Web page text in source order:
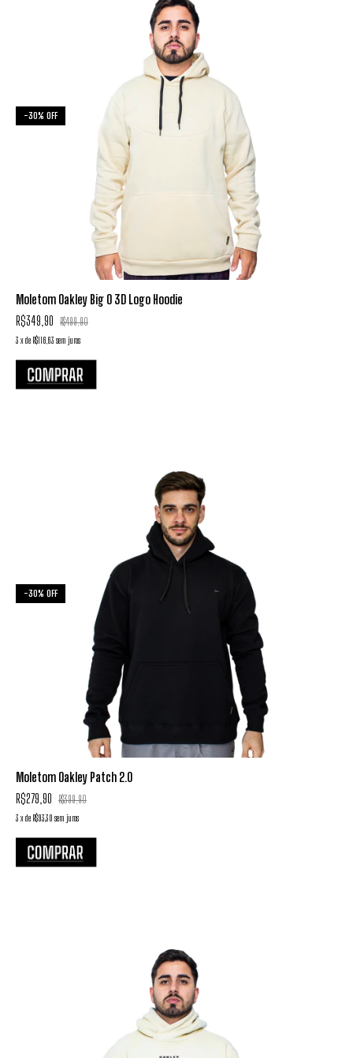
-30% OFF
Moletom Oakley Big O 3D Logo Hoodie
R$349,90 R$499,90
3 xde R$116,63 sem juros
-30% OFF
Moletom Oakley Patch 2.0
R$279,90 R$399,90
3 xde R$93,30 sem juros